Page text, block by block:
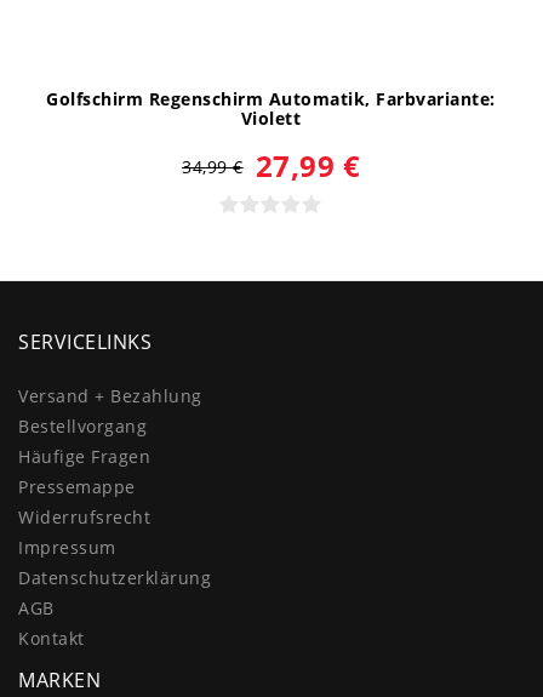
Golfschirm Regenschirm Automatik, Farbvariante:
Violett
34,99 € 27,99 €
SERVICELINKS
Versand + Bezahlung
Bestellvorgang
Häufige Fragen
Pressemappe
Widerrufs­recht
Impressum
Daten­schutz­erklärung
AGB
Kontakt
MARKEN